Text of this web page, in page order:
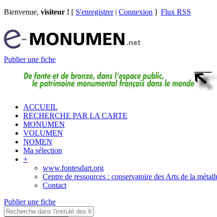
Bienvenue, visiteur ! [ S'enregistrer| Connexion ] Flux RSS
Publier une fiche
ACCUEIL
RECHERCHE PAR LA CARTE
MONUMEN
VOLUMEN
NOMEN
Ma sélection
+
www.fontesdart.org
Centre de ressources : conservatoire des Arts de la
Contact
Publier une fiche